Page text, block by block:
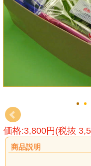
価格:3,800円(税抜
商品説明